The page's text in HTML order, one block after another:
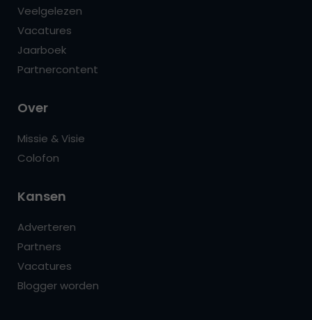
Veelgelezen
Vacatures
Jaarboek
Partnercontent
Over
Missie & Visie
Colofon
Kansen
Adverteren
Partners
Vacatures
Blogger worden